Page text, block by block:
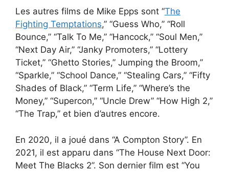
Les autres films de Mike Epps sont “The
Fighting Temptations,” “Guess Who,” “Roll
Bounce,” “Talk To Me,” “Hancock,” “Soul Men,”
“Next Day Air,” “Janky Promoters,” “Lottery
Ticket,” “Ghetto Stories,” Jumping the Broom,”
“Sparkle,” “School Dance,” “Stealing Cars,” “Fifty
Shades of Black,” “Term Life,” “Where’s the
Money,” “Supercon,” “Uncle Drew” “How High 2,”
“The Trap,” et bien d’autres encore.
En 2020, il a joué dans “A Compton Story”. En
2021, il est apparu dans “The House Next Door:
Meet The Blacks 2”. Son dernier film est “You